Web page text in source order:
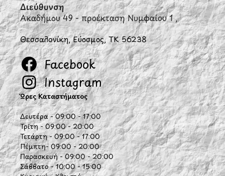
Διεύθυνση
Ακαδήμου 49 - προέκταση Νυμφαίου 1 ,
Θεσσαλονίκη, Εύοσμος, ΤΚ 56238
Facebook
Instagram
Ώρες Καταστήματος
Δευτέρα - 09:00 - 17:00
Τρίτη - 09:00 - 20:00
Τετάρτη - 09:00 - 17:00
Πέμπτη- 09:00 - 20:00
Παρασκευή - 09:00 - 20:00
Σάββατο - 10:00 - 15:00